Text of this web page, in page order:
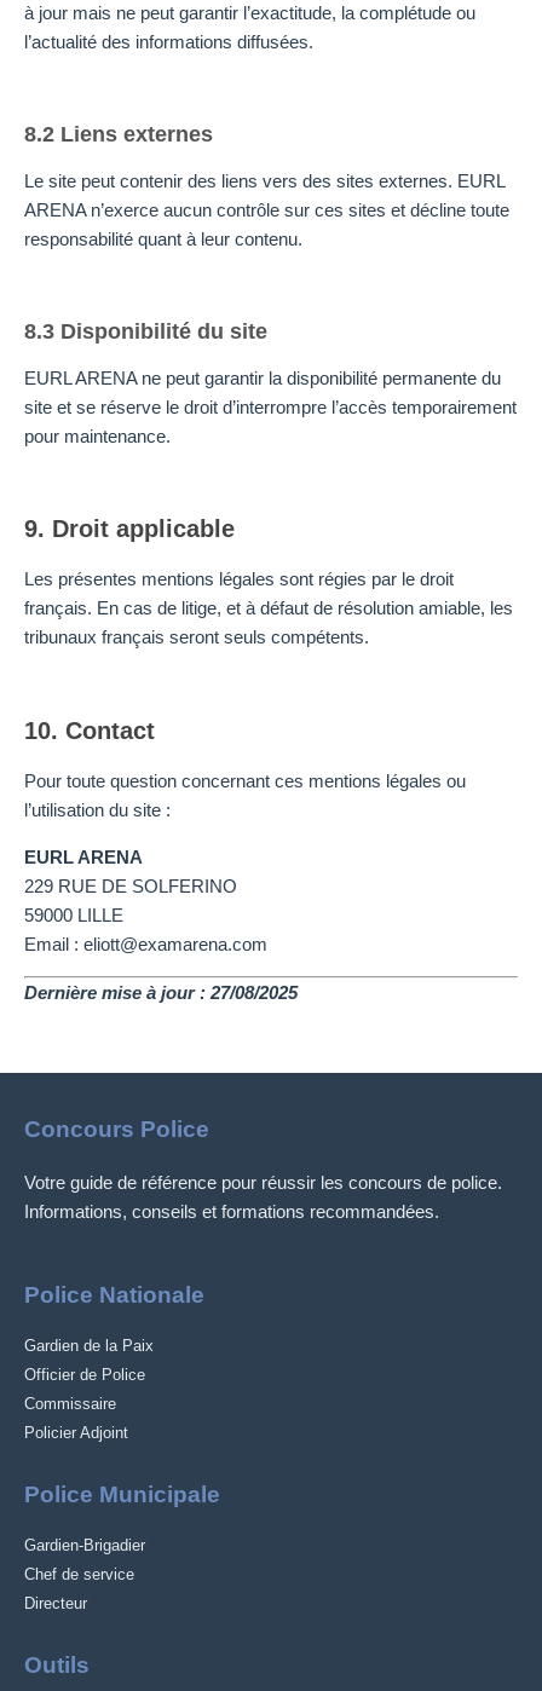
à jour mais ne peut garantir l’exactitude, la complétude ou
l’actualité des informations diffusées.
8.2 Liens externes
Le site peut contenir des liens vers des sites externes. EURL
ARENA n’exerce aucun contrôle sur ces sites et décline toute
responsabilité quant à leur contenu.
8.3 Disponibilité du site
EURL ARENA ne peut garantir la disponibilité permanente du
site et se réserve le droit d’interrompre l’accès temporairement
pour maintenance.
9. Droit applicable
Les présentes mentions légales sont régies par le droit
français. En cas de litige, et à défaut de résolution amiable, les
tribunaux français seront seuls compétents.
10. Contact
Pour toute question concernant ces mentions légales ou
l’utilisation du site :
EURL ARENA
229 RUE DE SOLFERINO
59000 LILLE
Email : eliott@examarena.com
Dernière mise à jour : 27/08/2025
Concours Police
Votre guide de référence pour réussir les concours de police.
Informations, conseils et formations recommandées.
Police Nationale
Gardien de la Paix
Officier de Police
Commissaire
Policier Adjoint
Police Municipale
Gardien-Brigadier
Chef de service
Directeur
Outils